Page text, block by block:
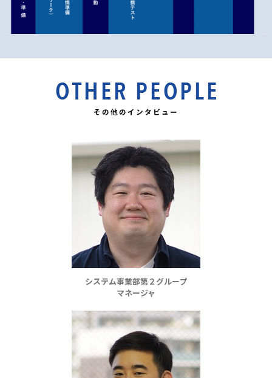
その他のインタビュー
システム事業部第２グループ
マネージャ